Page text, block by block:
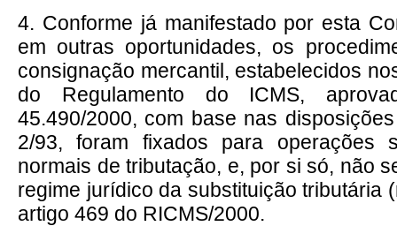
4. Conforme já manifestado por esta
em outras oportunidades, os
consignação mercantil, estabelecidos
do Regulamento do ICMS,
45.490/2000, com base nas
2/93, foram fixados para operações
normais de tributação, e, por si só, não
regime jurídico da substituição tributária
artigo 469 do RICMS/2000.